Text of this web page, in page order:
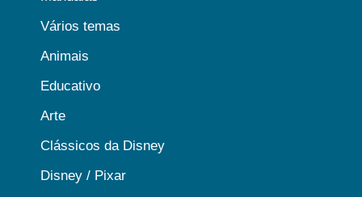
Vários temas
Animais
Educativo
Arte
Clássicos da Disney
Disney / Pixar